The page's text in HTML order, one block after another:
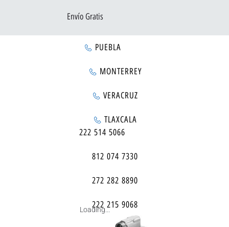
Envío Gratis
PUEBLA
MONTERREY
VERACRUZ
TLAXCALA
222 514 5066
812 074 7330
272 282 8890
222 215 9068
Loading...